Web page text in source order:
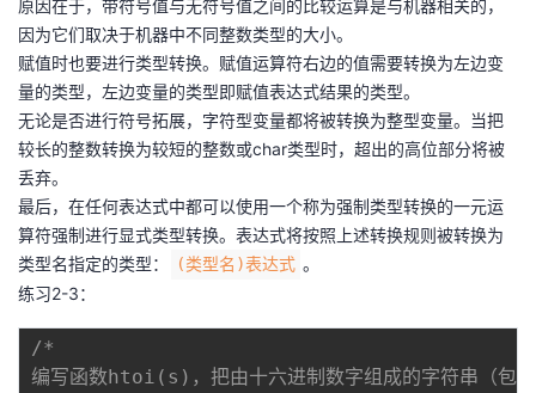
原因在于，带符号值与无符号值之间的比较运算是与机器相关的，
因为它们取决于机器中不同整数类型的大小。
赋值时也要进行类型转换。赋值运算符右边的值需要转换为左边变
量的类型，左边变量的类型即赋值表达式结果的类型。
无论是否进行符号拓展，字符型变量都将被转换为整型变量。当把
较长的整数转换为较短的整数或char类型时，超出的高位部分将被
丢弃。
最后，在任何表达式中都可以使用一个称为强制类型转换的一元运
算符强制进行显式类型转换。表达式将按照上述转换规则被转换为
类型名指定的类型：
(类型名)表达式 。
练习2-3：
/*
编写函数htoi(s)，把由十六进制数字组成的字符串（包